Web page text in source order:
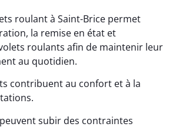
roulant à Saint-Brice permet
la remise en état et
roulants afin de maintenir leur
au quotidien.
contribuent au confort et à la
subir des contraintes